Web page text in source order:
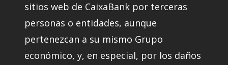
sitios web de CaixaBank por terceras
personas o entidades, aunque
pertenezcan a su mismo Grupo
económico, y, en especial, por los daños